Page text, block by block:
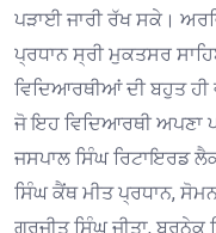
ਪੜਾਈ ਜਾਰੀ ਰੱਖ ਸਕੇ।
ਪ੍ਰਧਾਨ ਸ੍ਰੀ ਮੁਕਤਸਰ
ਵਿਦਿਆਰਥੀਆਂ ਦੀ ਬਹੁਤ ਹੀ
ਜੋ ਇਹ ਵਿਦਿਆਰਥੀ ਅਪਣਾ
ਜਸਪਾਲ ਸਿੰਘ ਰਿਟਾਇਰਡ
ਸਿੰਘ ਕੈਂਥ ਮੀਤ ਪ੍ਰਧਾਨ,
ਗੁਰਜੀਤ ਸਿੰਘ ਜੀਤਾ,